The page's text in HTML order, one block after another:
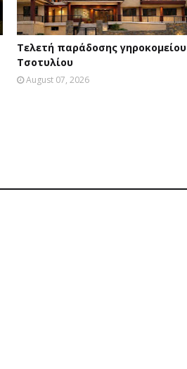
Τελετή παράδοσης γηροκομείου
Τσοτυλίου
August 07, 2026